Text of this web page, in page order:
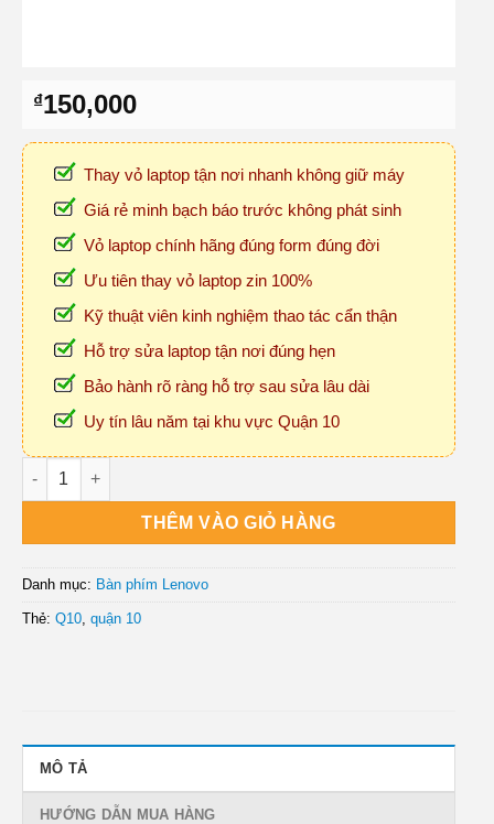
₫150,000
Thay vỏ laptop tận nơi nhanh không giữ máy
Giá rẻ minh bạch báo trước không phát sinh
Vỏ laptop chính hãng đúng form đúng đời
Ưu tiên thay vỏ laptop zin 100%
Kỹ thuật viên kinh nghiệm thao tác cẩn thận
Hỗ trợ sửa laptop tận nơi đúng hẹn
Bảo hành rõ ràng hỗ trợ sau sửa lâu dài
Uy tín lâu năm tại khu vực Quận 10
Thay Vỏ Laptop Uy Tín Tận Nơi Tại Quận 10 số lượng
THÊM VÀO GIỎ HÀNG
Danh mục: Bàn phím Lenovo
Thẻ: Q10 quận 10
MÔ TẢ
HƯỚNG DẪN MUA HÀNG